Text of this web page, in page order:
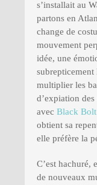
s’installait au
partons en
change de
mouvement
idée, une
multiplier les
d’expiation
avec Black
obtient sa
elle préfère la
C’est hachuré,
de nouveaux